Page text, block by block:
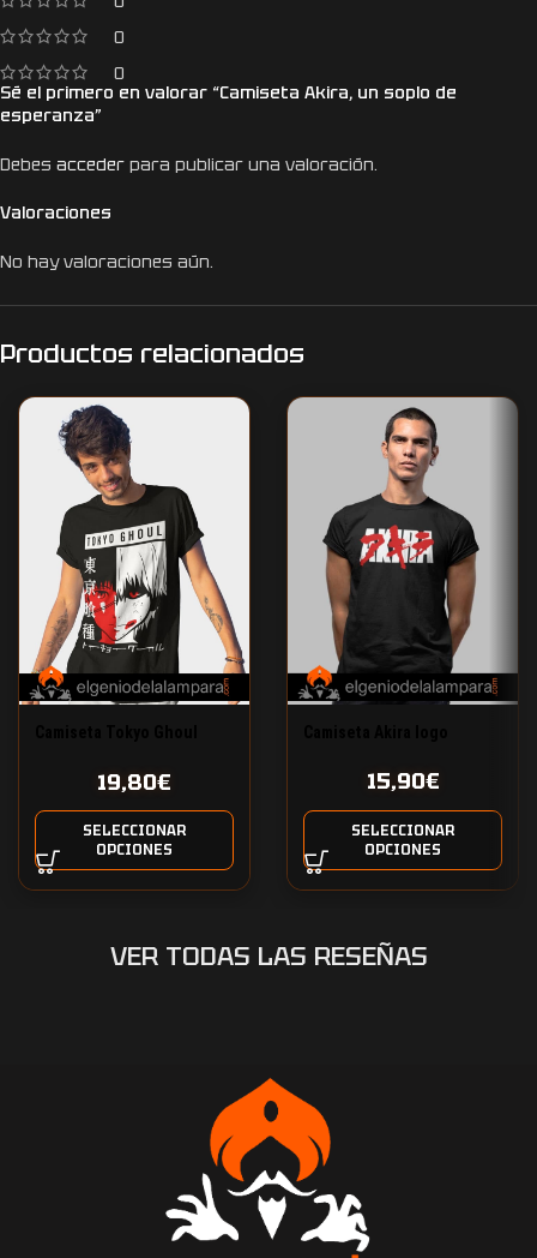
0
0
Valoraciones
No hay valoraciones aún.
Sé el primero en valorar “Camiseta Akira, un soplo de
esperanza”
Debes acceder para publicar una valoración.
Productos relacionados
19,80€
SELECCIONAR
OPCIONES
15,90€
SELECCIONAR
OPCIONES
VER TODAS LAS RESEÑAS